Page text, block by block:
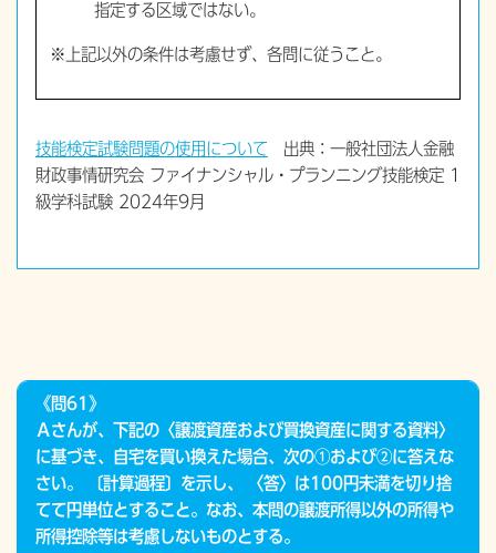
指定する区域ではない。
※上記以外の条件は考慮せず、各問に従うこと。
技能検定試験問題の使用について 出典：一般社団法人金融
財政事情研究会 ファイナンシャル・プランニング技能検定 1
級学科試験 2024年9月
《問61》
Ａさんが、下記の〈譲渡資産および買換資産に関する資料〉
に基づき、自宅を買い換えた場合、次の①および②に答えな
さい。 〔計算過程〕を示し、 〈答〉は100円未満を切り捨
てて円単位とすること。なお、本問の譲渡所得以外の所得や
所得控除等は考慮しないものとする。